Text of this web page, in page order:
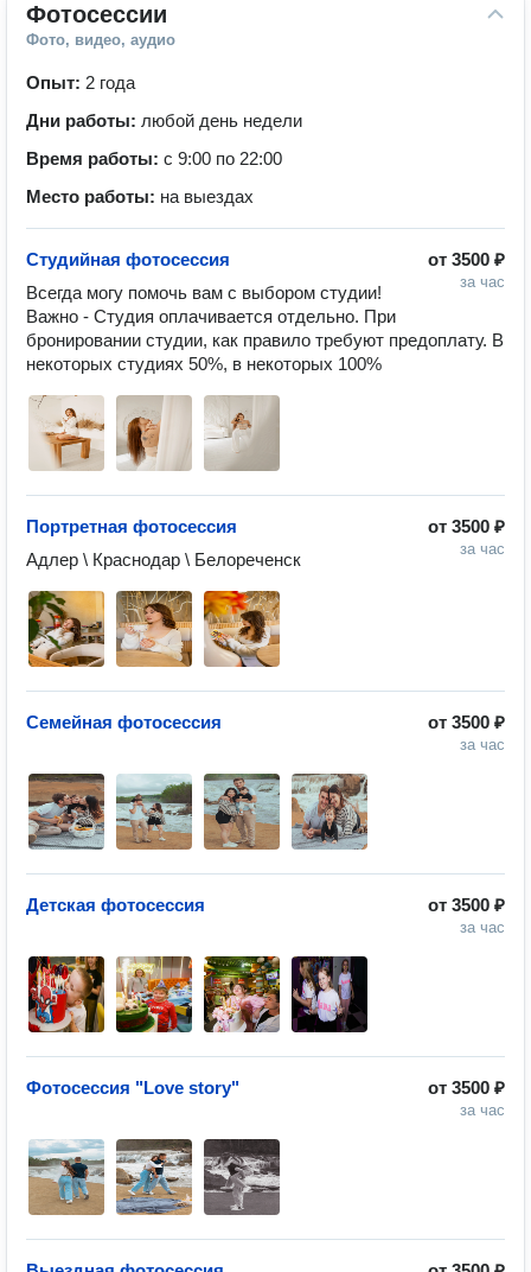
Фотосессии
Фото, видео, аудио
Опыт: 2 года
Дни работы: любой день недели
Время работы: с 9:00 по 22:00
Место работы: на выездах
от 3500 ₽
за час
Студийная фотосессия
Всегда могу помочь вам с выбором студии!
Важно - Студия оплачивается отдельно. При
бронировании студии, как правило требуют предоплату. В
некоторых студиях 50%, в некоторых 100%
от 3500 ₽
за час
Портретная фотосессия
Адлер \ Краснодар \ Белореченск
от 3500 ₽
за час
Семейная фотосессия
от 3500 ₽
за час
Детская фотосессия
от 3500 ₽
за час
Фотосессия "Love story"